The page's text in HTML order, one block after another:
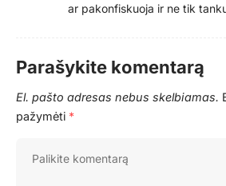
ar pakonfiskuoja ir ne tik
Parašykite komentarą
El. pašto adresas nebus skelbiamas.
pažymėti *